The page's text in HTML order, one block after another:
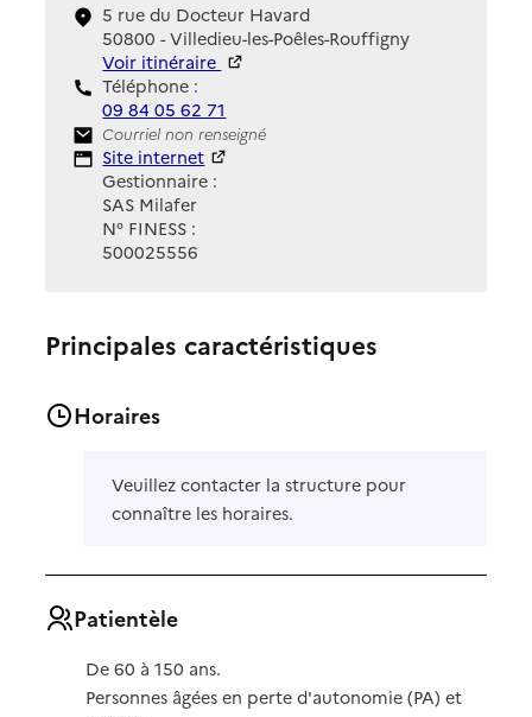
5 rue du Docteur Havard
50800 - Villedieu-les-Poêles-Rouffigny
Voir itinéraire
Téléphone :
09 84 05 62 71
Contact
Courriel non renseigné
Site Internet
Site internet
Gestionnaire :
SAS Milafer
N° FINESS :
500025556
Principales caractéristiques
Horaires
Veuillez contacter la structure pour
connaître les horaires.
Patientèle
De 60 à 150 ans.
Personnes âgées en perte d'autonomie (PA) et